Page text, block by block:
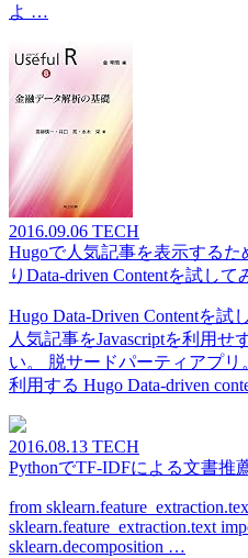
よ …
2016.09.06 TECH
Hugoで人気記事を表示する
りData-driven Contentを試して
Hugo Data-Driven Contentを
人気記事をJavascriptを利用
い。 脱サードパーティアプリ
利用する Hugo Data-driven
2016.08.13 TECH
PythonでTF-IDFによる文書推
from
sklearn.feature_extraction.text
sklearn.decomposition …